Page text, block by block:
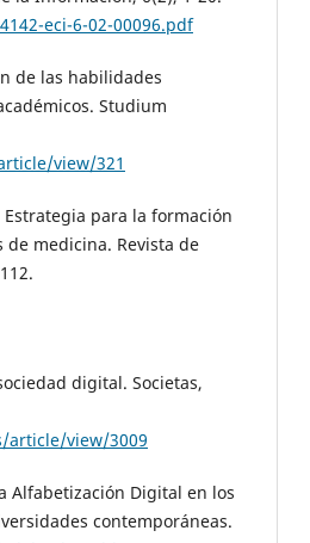
eci-6-02-00096.pdf
de las habilidades
Studium
view/321
Estrategia para la formación
medicina. Revista de
digital. Societas,
article/view/3009
Alfabetización Digital en los
contemporáneas.